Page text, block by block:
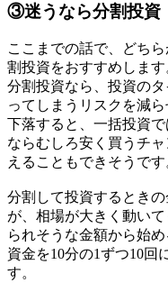
③迷うなら分割投資
ここまでの話で、どち
割投資をおすすめします
分割投資なら、投資の
ってしまうリスクを減
下落すると、一括投資
ならむしろ安く買うチ
えることもできそうです
分割して投資するとき
が、相場が大きく動い
られそうな金額から始
資金を10分の1ずつ10回
す。